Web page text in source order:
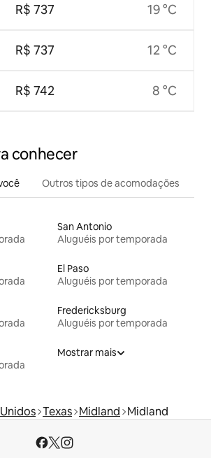
R$ 737
R$ 737
R$ 742
19 °C
12 °C
8 °C
conhecer
Outros tipos de acomodações
San Antonio
Aluguéis por temporada
El Paso
Aluguéis por temporada
Fredericksburg
Aluguéis por temporada
Mostrar mais
Texas Midland Midland